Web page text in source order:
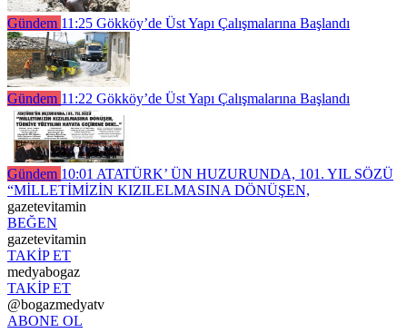
Gündem 11:25 Gökköy’de Üst Yapı Çalışmalarına Başlandı
Gündem 11:22 Gökköy’de Üst Yapı Çalışmalarına Başlandı
Gündem 10:01 ATATÜRK’ ÜN HUZURUNDA, 101. YIL SÖZÜ
“MİLLETİMİZİN KIZILELMASINA DÖNÜŞEN,
gazetevitamin
BEĞEN
gazetevitamin
TAKİP ET
medyabogaz
TAKİP ET
@bogazmedyatv
ABONE OL